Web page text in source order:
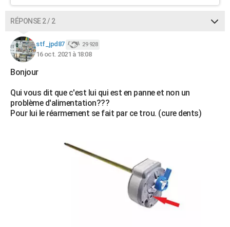
RÉPONSE 2 / 2
stf_jpd87 29 928
16 oct. 2021 à 18:08
Bonjour
Qui vous dit que c'est lui qui est en panne et non un
problème d'alimentation???
Pour lui le réarmement se fait par ce trou. (cure dents)